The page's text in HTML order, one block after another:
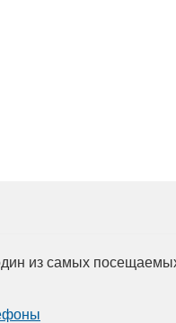
из самых